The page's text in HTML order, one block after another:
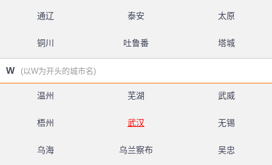
通辽 泰安 太原
铜川 吐鲁番 塔城
W (以W为开头的城市名)
温州 芜湖 武威
梧州 武汉 无锡
乌海 乌兰察布 吴忠